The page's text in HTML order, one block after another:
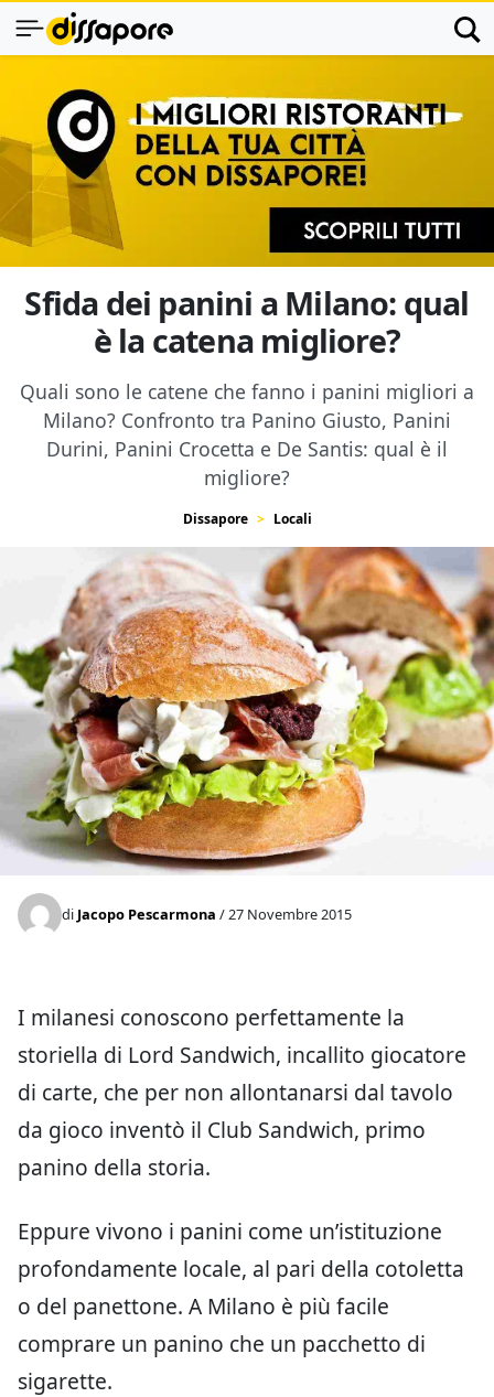
Sfida dei panini a Milano: qual
è la catena migliore?
Quali sono le catene che fanno i panini migliori a
Milano? Confronto tra Panino Giusto, Panini
Durini, Panini Crocetta e De Santis: qual è il
migliore?
Dissapore Locali
di Jacopo Pescarmona / 27 Novembre 2015
I milanesi conoscono perfettamente la
storiella di Lord Sandwich, incallito giocatore
di carte, che per non allontanarsi dal tavolo
da gioco inventò il Club Sandwich, primo
panino della storia.
Eppure vivono i panini come un’istituzione
profondamente locale, al pari della cotoletta
o del panettone. A Milano è più facile
comprare un panino che un pacchetto di
sigarette.